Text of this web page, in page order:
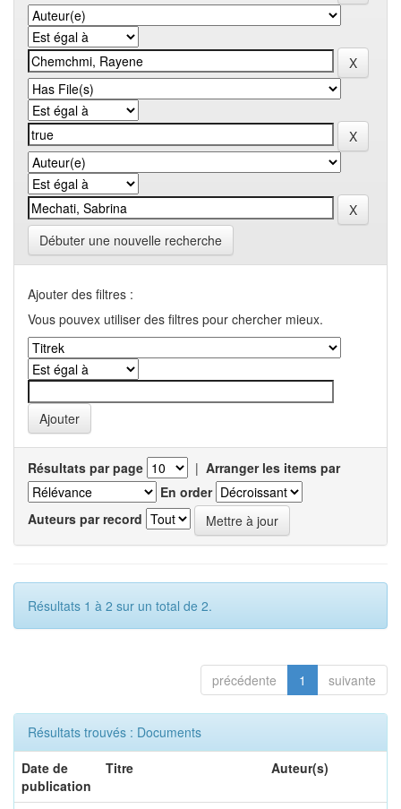
Débuter une nouvelle recherche
Ajouter des filtres :
Vous pouvex utiliser des filtres pour chercher mieux.
Résultats par page | Arranger les items par
En order
Auteurs par record
Résultats 1 à 2 sur un total de 2.
précédente 1 suivante
Résultats trouvés : Documents
Date de
publication
Titre Auteur(s)